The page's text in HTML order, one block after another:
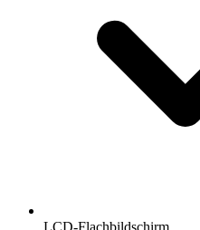
LCD-Flachbildschirm